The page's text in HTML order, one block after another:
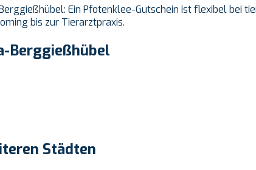
Ein Pfotenklee-Gutschein ist flexibel bei
bis zur Tierarztpraxis.
Berggießhübel
Städten